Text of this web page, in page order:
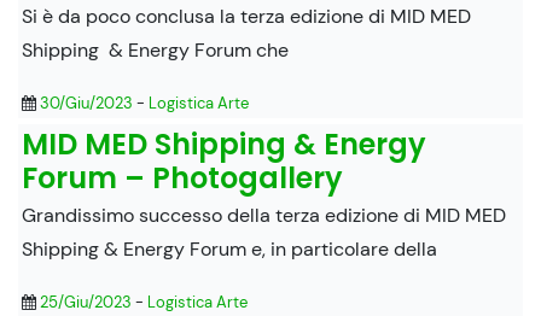
Si è da poco conclusa la terza edizione di MID MED
Shipping & Energy Forum che
30/Giu/2023 - Logistica Arte
MID MED Shipping & Energy
Forum – Photogallery
Grandissimo successo della terza edizione di MID MED
Shipping & Energy Forum e, in particolare della
25/Giu/2023 - Logistica Arte